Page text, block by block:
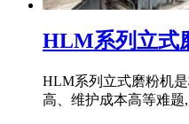
HLM系列立式
HLM系列立式磨粉机
高、维护成本高等难